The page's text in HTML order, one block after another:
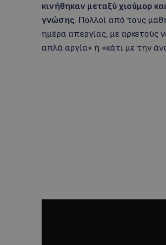
κινήθηκαν μεταξύ χιούμορ
γνώσης. Πολλοί από τους
ημέρα απεργίας, με αρκετούς
απλά αργία» ή «κάτι με την